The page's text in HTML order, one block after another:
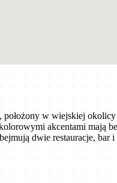
położony w wiejskiej
akcentami mają
dwie restauracje, bar